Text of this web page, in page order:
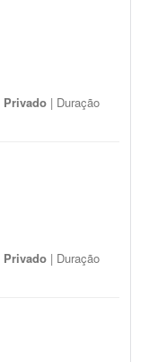
Privado | Duração
Privado | Duração